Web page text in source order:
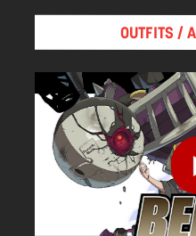
다고 할 수 있을 정도로 호
반면,
일반적인 상식이나 타인
며, 본인도 그것을 강하
또한 타인과의 교류 경험
있음에도 나이에 걸맞는
오지 못하여, 그런 자신
OUTFITS /